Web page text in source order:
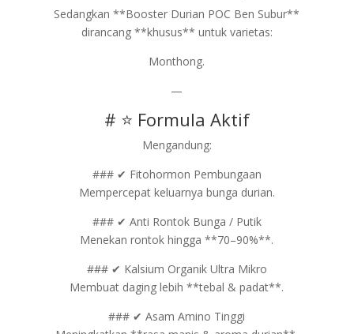
Sedangkan **Booster Durian POC Ben Subur**
dirancang **khusus** untuk varietas:
Monthong.
—
# ⭐ Formula Aktif
Mengandung:
### ✔ Fitohormon Pembungaan
Mempercepat keluarnya bunga durian.
### ✔ Anti Rontok Bunga / Putik
Menekan rontok hingga **70–90%**.
### ✔ Kalsium Organik Ultra Mikro
Membuat daging lebih **tebal & padat**.
### ✔ Asam Amino Tinggi